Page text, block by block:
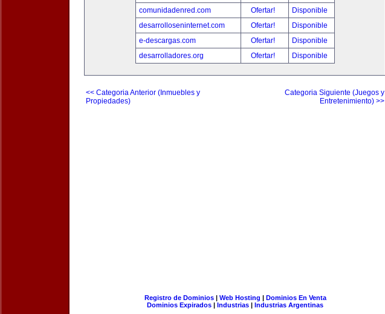
comunidadenred.com
Ofertar!
Disponible
desarrolloseninternet.com
Ofertar!
Disponible
e-descargas.com
Ofertar!
Disponible
desarrolladores.org
Ofertar! Disponible
<< Categoria Anterior (Inmuebles y
Propiedades)
Categoria Siguiente (Juegos y
Entretenimiento) >>
Registro de Dominios| Web Hosting | Dominios En Venta
Dominios Expirados | Industrias | Industrias Argentinas